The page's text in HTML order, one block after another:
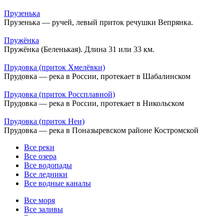
Прузенька
Прузенька — ручей, левый приток речушки Вепрянка.
Пружёнка
Пружёнка (Беленькая). Длина 31 или 33 км.
Прудовка (приток Хмелёвки)
Прудовка — река в России, протекает в Шабалинском
Прудовка (приток Россплавной)
Прудовка — река в России, протекает в Никольском
Прудовка (приток Неи)
Прудовка — река в Поназыревском районе Костромской
Все реки
Все озера
Все водопады
Все ледники
Все водные каналы
Все моря
Все заливы